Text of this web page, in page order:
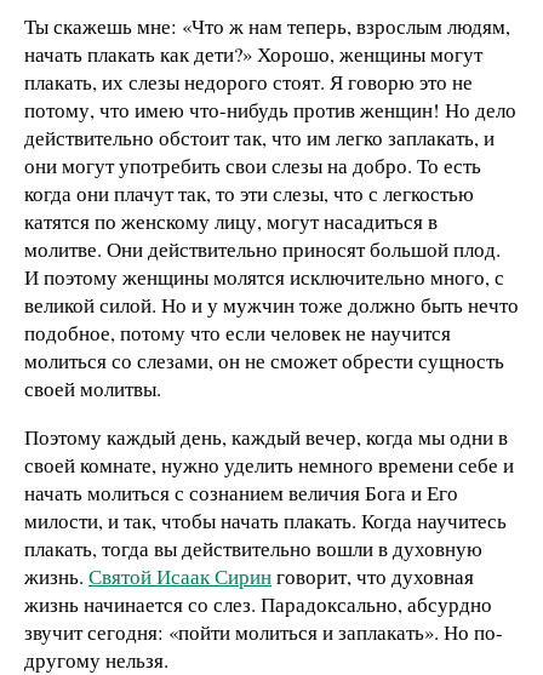
Ты скажешь мне: «Что ж нам теперь, взрослым людям,
начать плакать как дети?» Хорошо, женщины могут
плакать, их слезы недорого стоят. Я говорю это не
потому, что имею что-нибудь против женщин! Но дело
действительно обстоит так, что им легко заплакать, и
они могут употребить свои слезы на добро. То есть
когда они плачут так, то эти слезы, что с легкостью
катятся по женскому лицу, могут насадиться в
молитве. Они действительно приносят большой плод.
И поэтому женщины молятся исключительно много, с
великой силой. Но и у мужчин тоже должно быть нечто
подобное, потому что если человек не научится
молиться со слезами, он не сможет обрести сущность
своей молитвы.
Поэтому каждый день, каждый вечер, когда мы одни в
своей комнате, нужно уделить немного времени себе и
начать молиться с сознанием величия Бога и Его
милости, и так, чтобы начать плакать. Когда научитесь
плакать, тогда вы действительно вошли в духовную
жизнь. Святой Исаак Сиринговорит, что духовная
жизнь начинается со слез. Парадоксально, абсурдно
звучит сегодня: «пойти молиться и заплакать». Но по-
другому нельзя.